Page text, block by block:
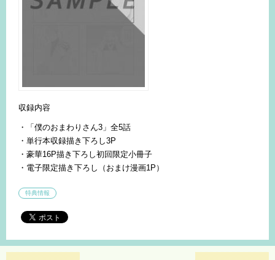
収録内容
・「僕のおまわりさん3」全5話
・単行本収録描き下ろし3P
・豪華16P描き下ろし初回限定小冊子
・電子限定描き下ろし（おまけ漫画1P）
特典情報